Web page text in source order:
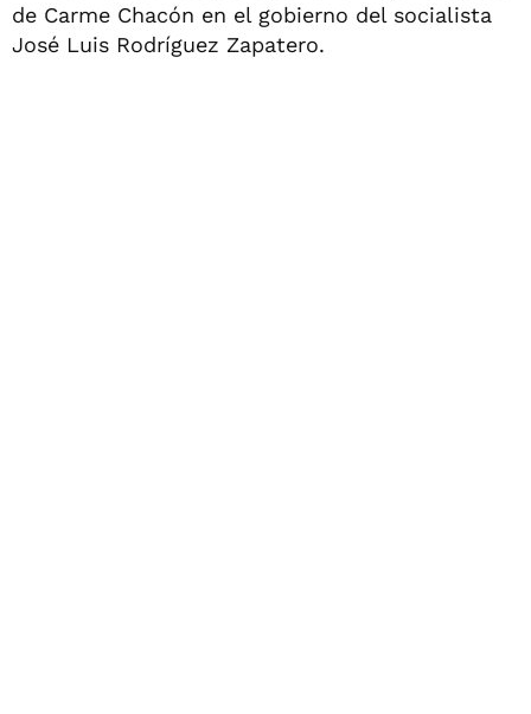
de Carme Chacón en el gobierno del socialista
José Luis Rodríguez Zapatero.